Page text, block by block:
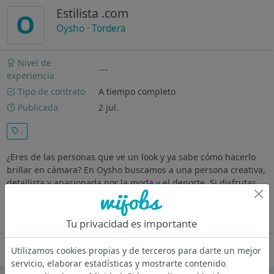
O Estilista .com
Oysho ·Tordera
Nivel de
experiencia
---
Tipo de contrato
A tiempo completo
Publicada
2 jul.
.
¿Eres de las personas que ve un look y ya sabe cómo hacerlo
brillar en cámara? En Oysho buscamos a una persona creativa,
detallista y apasionada por la moda y el deporte. Si disfrutas
creando contenido ¡te queremos en nuestro equipo! ¿Qué
Oferta desactivada
Tu privacidad es importante
Utilizamos cookies propias y de terceros para darte un mejor
servicio, elaborar estadísticas y mostrarte contenido